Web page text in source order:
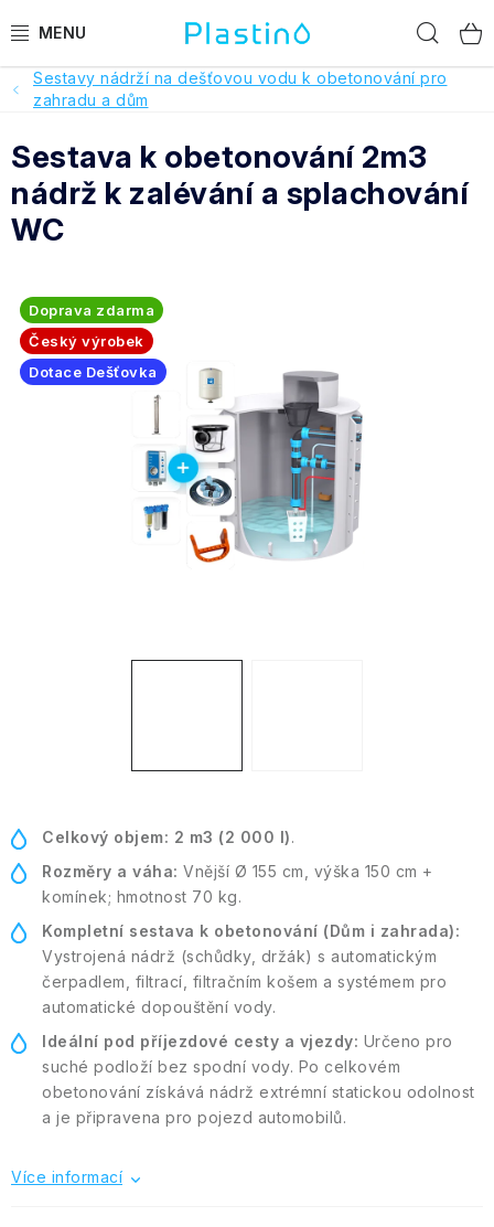
na
PRODUKTY
Reference a hodnocení
O nás
Dotace Dešťovka
Pomoc s výběrem
Sestavy nádrží na dešťovou vodu k obetonování pro
zahradu a dům
Celkový objem: 2 m3 (2 000 l).
Rozměry a váha: Vnější Ø 155 cm, výška 150 cm +
komínek; hmotnost 70 kg.
Kompletní sestava k obetonování (Dům i zahrada):
Vystrojená nádrž (schůdky, držák) s automatickým
čerpadlem, filtrací, filtračním košem a systémem pro
automatické dopouštění vody.
Ideální pod příjezdové cesty a vjezdy: Určeno pro
suché podloží bez spodní vody. Po celkovém
obetonování získává nádrž extrémní statickou odolnost
a je připravena pro pojezd automobilů.
Více informací
Sestava k obetonování 2m3
nádrž k zalévání a splachování
WC
Doprava zdarma
Český výrobek
Dotace Dešťovka